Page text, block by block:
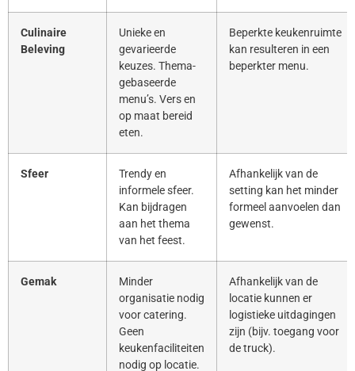
Culinaire
Beleving
Unieke en
gevarieerde
keuzes. Thema-
gebaseerde
menu’s. Vers en
op maat bereid
eten.
Beperkte keukenruimte
kan resulteren in een
beperkter menu.
Sfeer
Trendy en
informele sfeer.
Kan bijdragen
aan het thema
van het feest.
Afhankelijk van de
setting kan het minder
formeel aanvoelen dan
gewenst.
Gemak
Minder
organisatie nodig
voor catering.
Geen
keukenfaciliteiten
nodig op locatie.
Afhankelijk van de
locatie kunnen er
logistieke uitdagingen
zijn (bijv. toegang voor
de truck).